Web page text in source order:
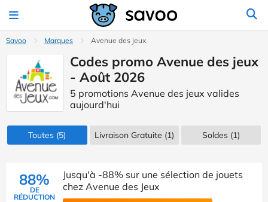
Savoo Marques Avenue des jeux
Codes promo Avenue des jeux
- Août 2026
5 promotions Avenue des jeux valides
aujourd'hui
Toutes (5) Livraison Gratuite (1) Soldes(1)
88%
DE
RÉDUCTION
Jusqu'à -88% sur une sélection de jouets
chez Avenue des Jeux